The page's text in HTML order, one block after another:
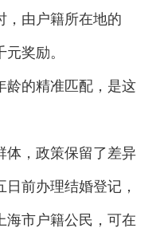
，由户籍所在地的
奖励。
龄的精准匹配，是这
，政策保留了差异
前办理结婚登记，
海市户籍公民，可在